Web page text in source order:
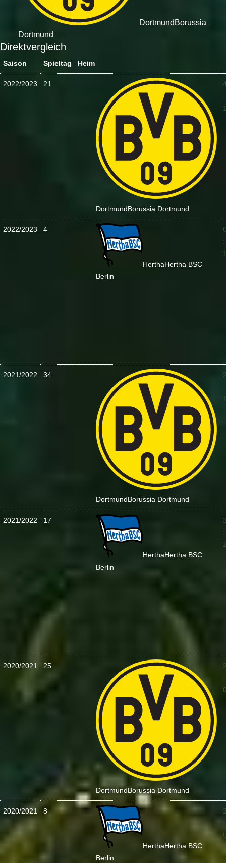
Dortmund Borussia
Dortmund
Direktvergleich
Saison Spieltag Heim
2022/2023 21
DortmundBorussia Dortmund
:
2022/2023 4
HerthaHertha BSC
Berlin
:
2021/2022 34
DortmundBorussia Dortmund
:
2021/2022 17
HerthaHertha BSC
Berlin
:
2020/2021 25
DortmundBorussia Dortmund
:
2020/2021 8
HerthaHertha BSC
Berlin
: